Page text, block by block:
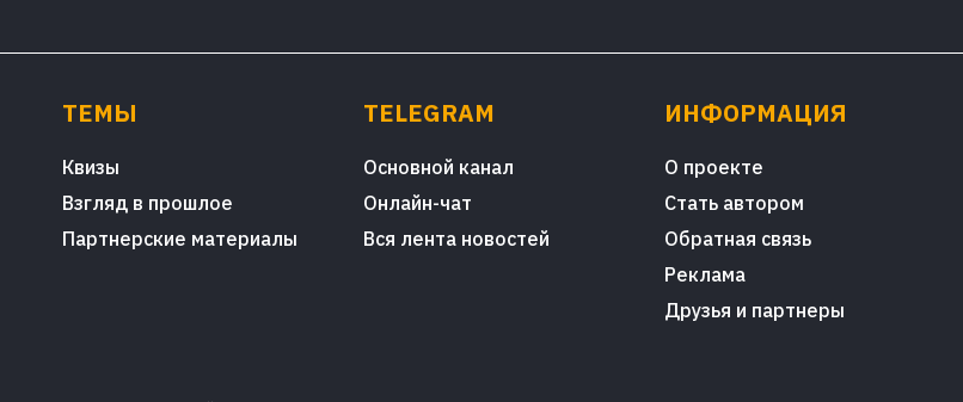
ТЕМЫ
Квизы
Взгляд в прошлое
Партнерские материалы
TELEGRAM
Основной канал
Онлайн-чат
Вся лента новостей
ИНФОРМАЦИЯ
О проекте
Стать автором
Обратная связь
Реклама
Друзья и партнеры